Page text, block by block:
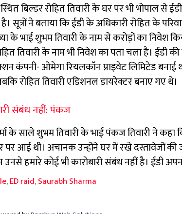
बिल्डर रोहित तिवारी के घर पर भी भोपाल से
सूत्रों ने बताया कि ईडी के अधिकारी रोहित के
के भाई शुभम तिवारी के नाम से करोड़ों का निवेश
तिवारी के नाम भी निवेश का पता चला है। ईडी
कंपनी- ओमेगा रियलकॉन प्राइवेट लिमिटेड
रोहित तिवारी एडिशनल डायरेक्टर बनाए गए थे।
संबंध नहीं: पंकज
के साले शुभम तिवारी के भाई पंकज तिवारी ने
आई थी। अचानक उन्होंने घर में रखे दस्तावेजों की
हमारे कोई भी कारोबारी संबंध नहीं है। ईडी
,ED raid,Saurabh Sharma